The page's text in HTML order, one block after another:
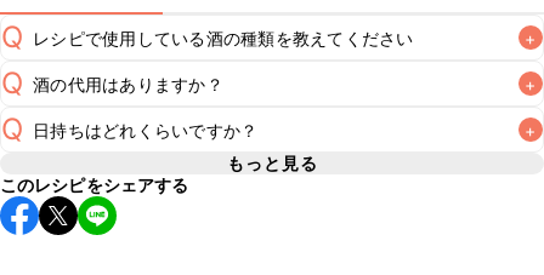
Q レシピで使用している酒の種類を教えてください +
A
Q 酒の代用はありますか？ +
A
Q 日持ちはどれくらいですか？ +
A
保存期間は冷蔵で翌日中が目安です。なるべくお早めにお召
し上がりください。
もっと見る
このレシピをシェアする